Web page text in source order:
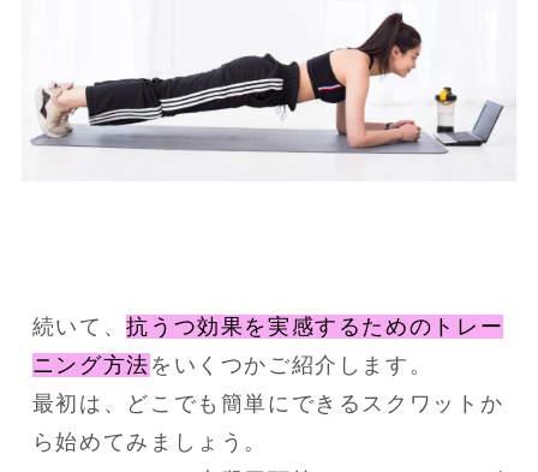
続いて、抗うつ効果を実感するためのトレー
ニング方法 をいくつかご紹介します。
最初は、どこでも簡単にできるスクワットか
ら始めてみましょう。